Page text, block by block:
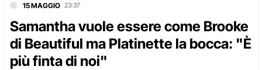
15 MAGGIO 23:37
Samantha vuole essere come Brooke
di Beautiful ma Platinette la bocca: "È
più finta di noi"